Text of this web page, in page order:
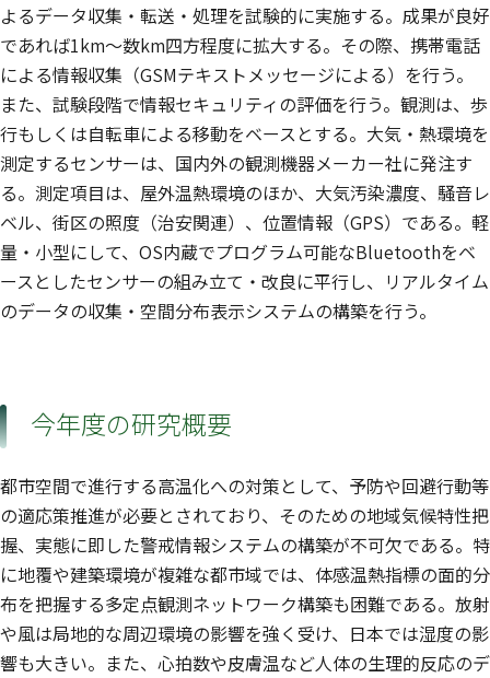
よるデータ収集・転送・処理を試験的に実施する。成果が良好
であれば1km〜数km四方程度に拡大する。その際、携帯電話
による情報収集（GSMテキストメッセージによる）を行う。
また、試験段階で情報セキュリティの評価を行う。観測は、歩
行もしくは自転車による移動をベースとする。大気・熱環境を
測定するセンサーは、国内外の観測機器メーカー社に発注す
る。測定項目は、屋外温熱環境のほか、大気汚染濃度、騒音レ
ベル、街区の照度（治安関連）、位置情報（GPS）である。軽
量・小型にして、OS内蔵でプログラム可能なBluetoothをベ
ースとしたセンサーの組み立て・改良に平行し、リアルタイム
のデータの収集・空間分布表示システムの構築を行う。
今年度の研究概要
都市空間で進行する高温化への対策として、予防や回避行動等
の適応策推進が必要とされており、そのための地域気候特性把
握、実態に即した警戒情報システムの構築が不可欠である。特
に地覆や建築環境が複雑な都市域では、体感温熱指標の面的分
布を把握する多定点観測ネットワーク構築も困難である。放射
や風は局地的な周辺環境の影響を強く受け、日本では湿度の影
響も大きい。また、心拍数や皮膚温など人体の生理的反応のデ